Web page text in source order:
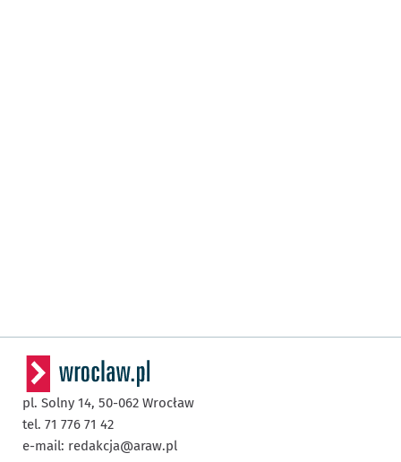
pl. Solny 14, 50-062 Wrocław
tel. 71 776 71 42
e-mail: redakcja@araw.pl